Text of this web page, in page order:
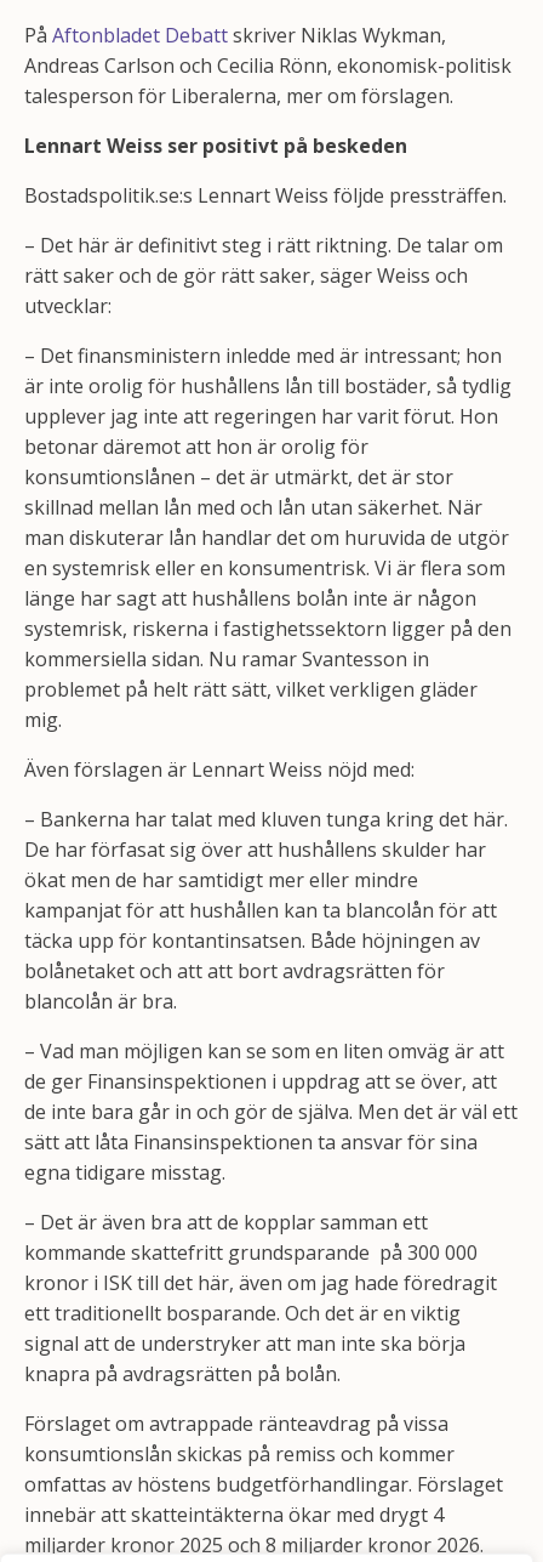
På Aftonbladet Debattskriver Niklas Wykman,
Andreas Carlson och Cecilia Rönn, ekonomisk-politisk
talesperson för Liberalerna, mer om förslagen.
Lennart Weiss ser positivt på beskeden
Bostadspolitik.se:s Lennart Weiss följde pressträffen.
– Det här är definitivt steg i rätt riktning. De talar om
rätt saker och de gör rätt saker, säger Weiss och
utvecklar:
– Det finansministern inledde med är intressant; hon
är inte orolig för hushållens lån till bostäder, så tydlig
upplever jag inte att regeringen har varit förut. Hon
betonar däremot att hon är orolig för
konsumtionslånen – det är utmärkt, det är stor
skillnad mellan lån med och lån utan säkerhet. När
man diskuterar lån handlar det om huruvida de utgör
en systemrisk eller en konsumentrisk. Vi är flera som
länge har sagt att hushållens bolån inte är någon
systemrisk, riskerna i fastighetssektorn ligger på den
kommersiella sidan. Nu ramar Svantesson in
problemet på helt rätt sätt, vilket verkligen gläder
mig.
Även förslagen är Lennart Weiss nöjd med:
– Bankerna har talat med kluven tunga kring det här.
De har förfasat sig över att hushållens skulder har
ökat men de har samtidigt mer eller mindre
kampanjat för att hushållen kan ta blancolån för att
täcka upp för kontantinsatsen. Både höjningen av
bolånetaket och att att bort avdragsrätten för
blancolån är bra.
– Vad man möjligen kan se som en liten omväg är att
de ger Finansinspektionen i uppdrag att se över, att
de inte bara går in och gör de själva. Men det är väl ett
sätt att låta Finansinspektionen ta ansvar för sina
egna tidigare misstag.
– Det är även bra att de kopplar samman ett
kommande skattefritt grundsparande på 300 000
kronor i ISK till det här, även om jag hade föredragit
ett traditionellt bosparande. Och det är en viktig
signal att de understryker att man inte ska börja
knapra på avdragsrätten på bolån.
Förslaget om avtrappade ränteavdrag på vissa
konsumtionslån skickas på remiss och kommer
omfattas av höstens budgetförhandlingar. Förslaget
innebär att skatteintäkterna ökar med drygt 4
miljarder kronor 2025 och 8 miljarder kronor 2026.